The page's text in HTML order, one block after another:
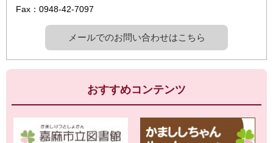
Fax：0948-42-7097
メールでのお問い合わせはこちら
おすすめコンテンツ